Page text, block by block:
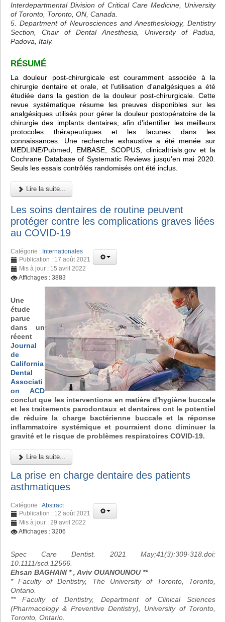
Interdepartmental Division of Critical Care Medicine, University
of Toronto, Toronto, ON, Canada.
5. Department of Neurosciences and Anesthesiology, Dentistry
Section, Chair of Dental Anesthesia, University of Padua,
Padova, Italy.
RÉSUMÉ
La douleur post-chirurgicale est couramment associée à la
chirurgie dentaire et orale, et l'utilisation d'analgésiques a été
étudiée dans la gestion de la douleur post-chirurgicale. Cette
revue systématique résume les preuves disponibles sur les
analgésiques utilisés pour gérer la douleur postopératoire de la
chirurgie des implants dentaires, afin d'identifier les meilleurs
protocoles thérapeutiques et les lacunes dans les
connaissances. Une recherche exhaustive a été menée sur
MEDLINE/Pubmed, EMBASE, SCOPUS, clinicaltrials.gov et la
Cochrane Database of Systematic Reviews jusqu'en mai 2020.
Seuls les essais contrôlés randomisés ont été inclus.
Lire la suite...
Les soins dentaires de routine peuvent
protéger contre les complications graves liées
au COVID-19
Catégorie : Internationales
Publication : 17 août 2021
Mis à jour : 15 avril 2022
Affichages : 3883
Une
étude
parue
dans un
récent
Journal
de
California
Dental
Associati
on ACD
conclut que les interventions en matière d'hygiène buccale
et les traitements parodontaux et dentaires ont le potentiel
de réduire la charge bactérienne buccale et la réponse
inflammatoire systémique et pourraient donc diminuer la
gravité et le risque de problèmes respiratoires COVID-19.
Lire la suite...
La prise en charge dentaire des patients
asthmatiques
Catégorie :Abstract
Publication : 12 août 2021
Mis à jour : 29 avril 2022
Affichages : 3206
Spec Care Dentist. 2021 May;41(3):309-318.doi:
10.1111/scd.12566.
Ehsan BAGHANI * , Aviv OUANOUNOU **
* Faculty of Dentistry, The University of Toronto, Toronto,
Ontario.
** Faculty of Dentistry, Department of Clinical Sciences
(Pharmacology & Preventive Dentistry), University of Toronto,
Toronto, Ontario.